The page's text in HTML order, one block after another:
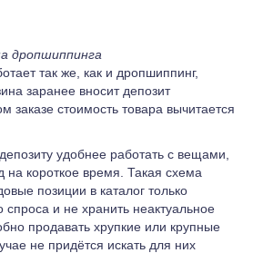
дропшиппинга
так же, как и дропшиппинг,
заранее вносит депозит
заказе стоимость товара вычитается
удобнее работать с вещами,
на короткое время. Такая схема
позиции в каталог только
и не хранить неактуальное
продавать хрупкие или крупные
не придётся искать для них